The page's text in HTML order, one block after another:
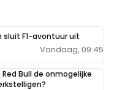
sluit F1-avontuur uit
Vandaag, 09:45
Bull de onmogelijke